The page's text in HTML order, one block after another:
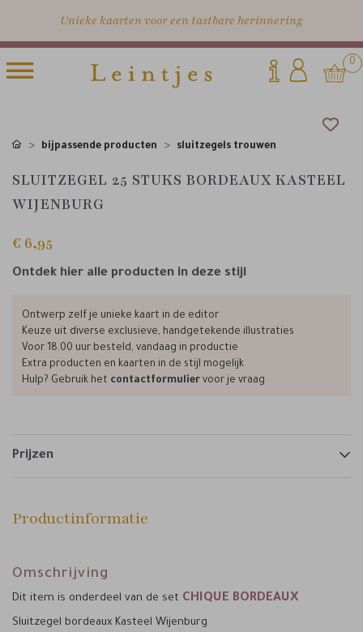
Unieke kaarten voor een tastbare herinnering
0
bijpassende producten sluitzegels trouwen
SLUITZEGEL 25 STUKS BORDEAUX KASTEEL
WIJENBURG
€ 6,95
Ontdek hier alle producten in deze stijl
Ontwerp zelf je unieke kaart in de editor
Keuze uit diverse exclusieve, handgetekende illustraties
Voor 18.00 uur besteld, vandaag in productie
Extra producten en kaarten in de stijl mogelijk
Hulp? Gebruik het contactformulier voor je vraag
Prijzen
Productinformatie
Omschrijving
Dit item is onderdeel van de set CHIQUE BORDEAUX
Sluitzegel bordeaux Kasteel Wijenburg